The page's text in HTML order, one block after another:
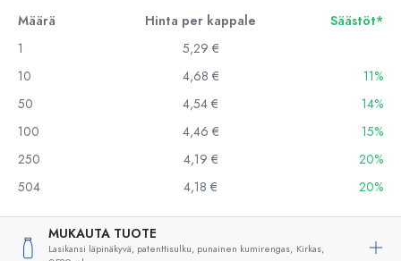
Määrä Hinta per kappale
Säästöt*
1
5,29 €
10
4,68 €
11%
50
4,54 €
14%
100
4,46 €
15%
250
4,19 €
20%
504
4,18 € 20%
MUKAUTA TUOTE
Lasikansi läpinäkyvä, patenttisulku, punainen kumirengas, Kirkas,